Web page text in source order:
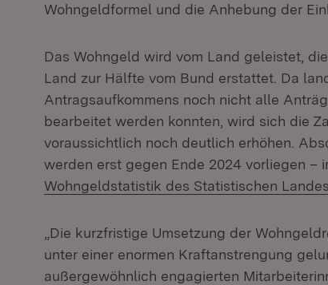
Wohngeldformel und die Anhebung der
Das Wohngeld wird vom Land geleistet,
Land zur Hälfte vom Bund erstattet. Da
Antragsaufkommens noch nicht alle
bearbeitet werden konnten, wird sich die
voraussichtlich noch deutlich erhöhen.
werden erst gegen Ende 2024 vorliegen –
Wohngeldstatistik des Statistischen
„Die kurzfristige Umsetzung der
unter einer enormen Kraftanstrengung
außergewöhnlich engagierten